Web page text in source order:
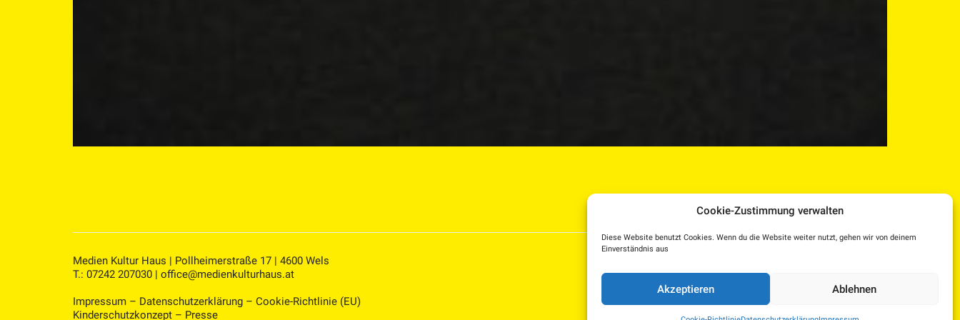
Cookie-Zustimmung verwalten
Diese Website benutzt Cookies. Wenn du die Website weiter nutzt, gehen wir von deinem
Einverständnis aus
Akzeptieren Ablehnen
Facebook Instagram
Kulturplattform OÖ – KUPF
Medien Kultur Haus | Pollheimerstraße 17 | 4600 Wels
T.: 07242 207030 | office@medienkulturhaus.at
Impressum – Datenschutzerklärung – Cookie-Richtlinie (EU)
Kinderschutzkonzept – Presse